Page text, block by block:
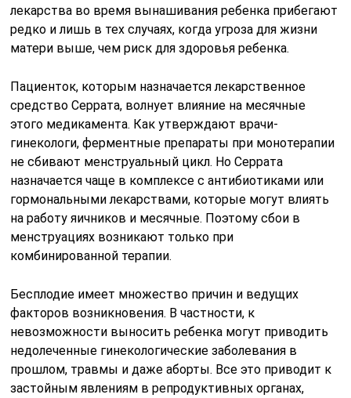
лекарства во время вынашивания ребенка прибегают
редко и лишь в тех случаях, когда угроза для жизни
матери выше, чем риск для здоровья ребенка.
Пациенток, которым назначается лекарственное
средство Серрата, волнует влияние на месячные
этого медикамента. Как утверждают врачи-
гинекологи, ферментные препараты при монотерапии
не сбивают менструальный цикл. Но Серрата
назначается чаще в комплексе с антибиотиками или
гормональными лекарствами, которые могут влиять
на работу яичников и месячные. Поэтому сбои в
менструациях возникают только при
комбинированной терапии.
Бесплодие имеет множество причин и ведущих
факторов возникновения. В частности, к
невозможности выносить ребенка могут приводить
недолеченные гинекологические заболевания в
прошлом, травмы и даже аборты. Все это приводит к
застойным явлениям в репродуктивных органах,